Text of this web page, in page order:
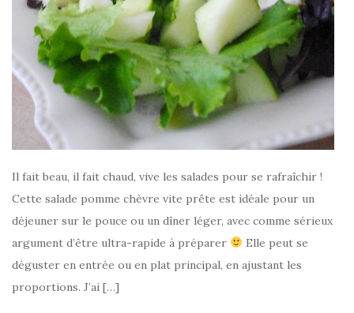
Il fait beau, il fait chaud, vive les salades pour se rafraîchir !
Cette salade pomme chèvre vite prête est idéale pour un
déjeuner sur le pouce ou un dîner léger, avec comme sérieux
argument d’être ultra-rapide à préparer
Elle peut se
déguster en entrée ou en plat principal, en ajustant les
proportions. J’ai […]